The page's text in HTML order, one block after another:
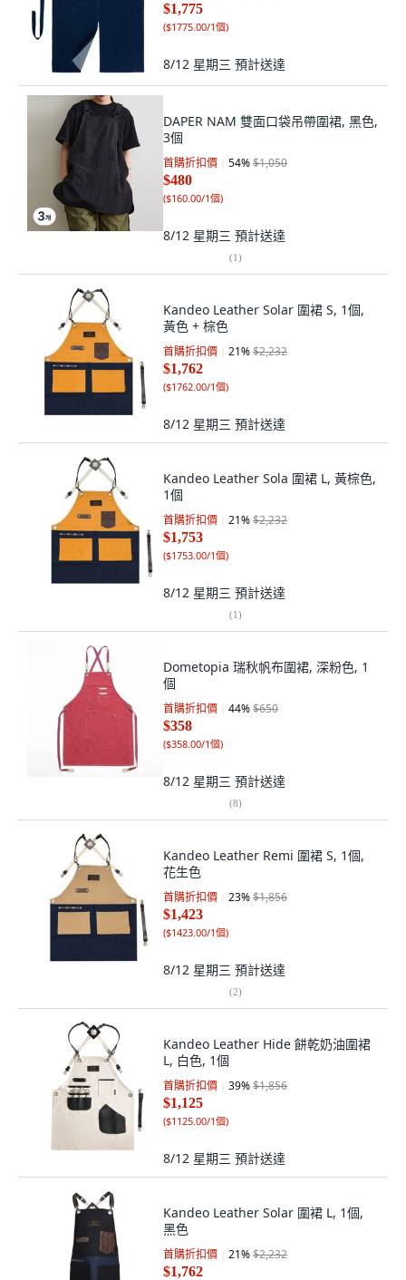
$1,775
($1775.00/1個)
8/12 星期三 預計送達
DAPER NAM 雙面口袋吊帶圍裙, 黑色,
3個
首購折扣價 54%$1,050
$480
($160.00/1個)
8/12 星期三 預計送達
(1)
Kandeo Leather Solar 圍裙 S, 1個,
黃色 + 棕色
首購折扣價 21%$2,232
$1,762
($1762.00/1個)
8/12 星期三 預計送達
Kandeo Leather Sola 圍裙 L, 黃棕色,
1個
首購折扣價 21%$2,232
$1,753
($1753.00/1個)
8/12 星期三 預計送達
(1)
Dometopia 瑞秋帆布圍裙, 深粉色, 1
個
首購折扣價 44%$650
$358
($358.00/1個)
8/12 星期三 預計送達
(8)
Kandeo Leather Remi 圍裙 S, 1個,
花生色
首購折扣價 23%$1,856
$1,423
($1423.00/1個)
8/12 星期三 預計送達
(2)
Kandeo Leather Hide 餅乾奶油圍裙
L, 白色, 1個
首購折扣價 39%$1,856
$1,125
($1125.00/1個)
8/12 星期三 預計送達
Kandeo Leather Solar 圍裙 L, 1個,
黑色
首購折扣價 21%$2,232
$1,762